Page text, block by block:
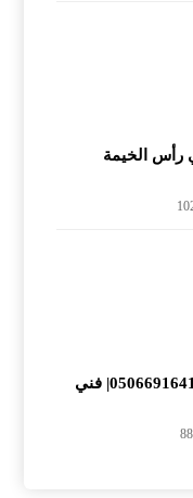
رأس الخيمة
شركة تركيب سيراميك في دبي |0506691641| فني
88